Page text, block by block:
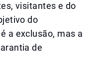
visitantes e do
do
a exclusão, mas a
de